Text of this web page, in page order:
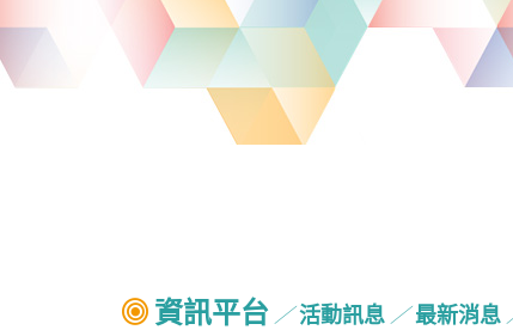
資訊平台 ╱ 活動訊息 ╱ 最新消息